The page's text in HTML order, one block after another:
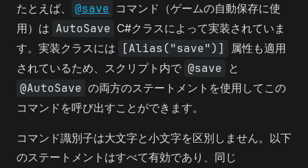
たとえば、 @save コマンド（ゲームの自動保存に使
用）は AutoSave C#クラスによって実装されていま
す。実装クラスには
[Alias("save")]
属性も適用
されているため、スクリプト内で @save と
@AutoSave の両方のステートメントを使用してこの
コマンドを呼び出すことができます。
コマンド識別子は大文字と小文字を区別しません。以下
のステートメントはすべて有効であり、同じ